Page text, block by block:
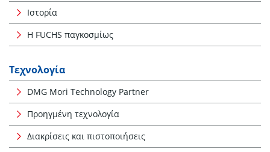
Ιστορία
Η FUCHS παγκοσμίως
Τεχνολογία
DMG Mori Technology Partner
Προηγμένη τεχνολογία
Διακρίσεις και πιστοποιήσεις